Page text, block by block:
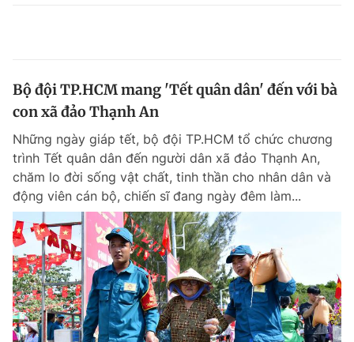
Bộ đội TP.HCM mang 'Tết quân dân' đến với bà
con xã đảo Thạnh An
Những ngày giáp tết, bộ đội TP.HCM tổ chức chương
trình Tết quân dân đến người dân xã đảo Thạnh An,
chăm lo đời sống vật chất, tinh thần cho nhân dân và
động viên cán bộ, chiến sĩ đang ngày đêm làm...